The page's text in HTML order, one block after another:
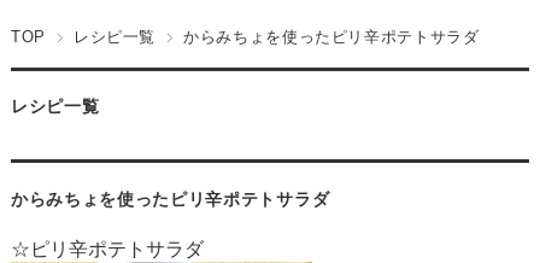
TOP レシピ一覧 からみちょを使ったピリ辛ポテトサラダ
レシピ一覧
からみちょを使ったピリ辛ポテトサラダ
☆ピリ辛ポテトサラダ